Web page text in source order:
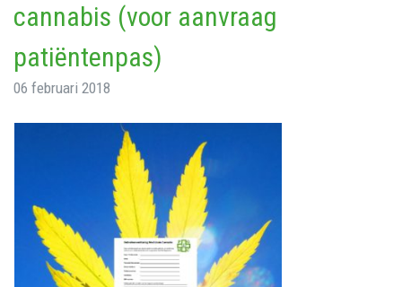
cannabis (voor aanvraag
patiëntenpas)
06 februari 2018